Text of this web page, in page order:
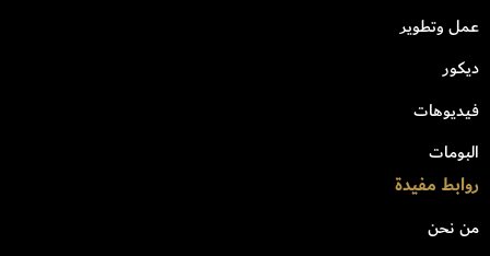
عمل وتطوير
ديكور
فيديوهات
البومات
روابط مفيدة
من نحن